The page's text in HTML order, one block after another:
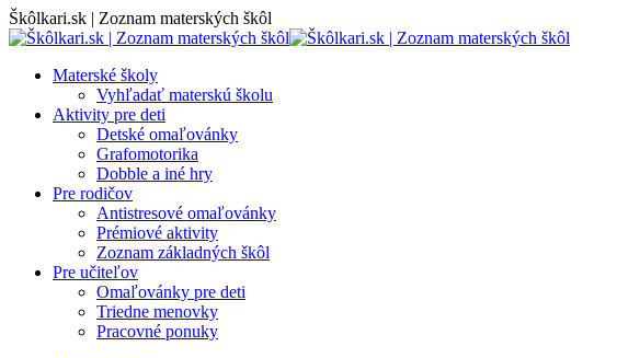
Skip
to
Škôlkari.sk | Zoznam materských škôl
Materské školy
Vyhľadať materskú školu
Aktivity pre deti
Detské omaľovánky
Grafomotorika
Dobble a iné hry
Pre rodičov
Antistresové omaľovánky
Prémiové aktivity
Zoznam základných škôl
Pre učiteľov
Omaľovánky pre deti
Triedne menovky
Pracovné ponuky